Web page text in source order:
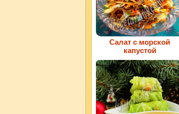
Салат с морской
капустой